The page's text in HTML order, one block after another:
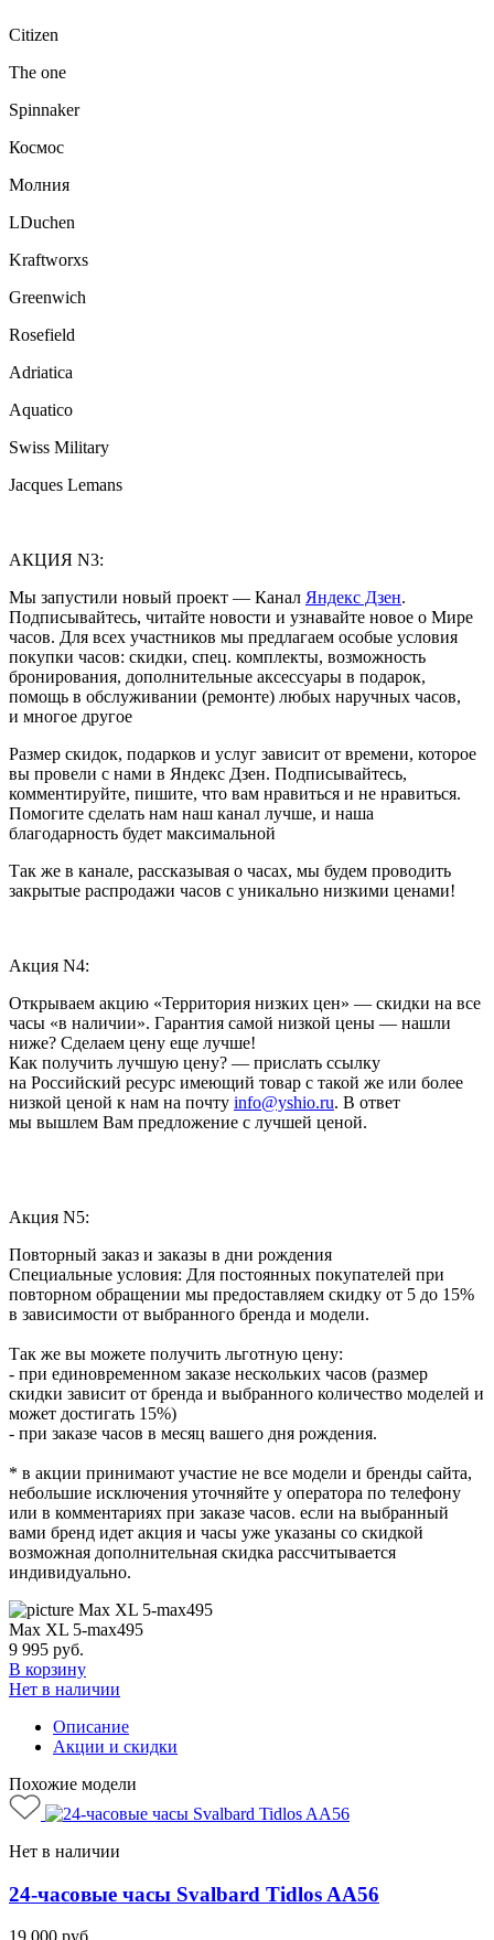
Citizen
The one
Spinnaker
Космос
Молния
LDuchen
Kraftworxs
Greenwich
Rosefield
Adriatica
Aquatico
Swiss Military
Jacques Lemans
АКЦИЯ N3:
Мы запустили новый проект — Канал Яндекс Дзен.
Подписывайтесь, читайте новости и узнавайте новое о Мире
часов. Для всех участников мы предлагаем особые условия
покупки часов: скидки, спец. комплекты, возможность
бронирования, дополнительные аксессуары в подарок,
помощь в обслуживании (ремонте) любых наручных часов,
и многое другое
Размер скидок, подарков и услуг зависит от времени, которое
вы провели с нами в Яндекс Дзен. Подписывайтесь,
комментируйте, пишите, что вам нравиться и не нравиться.
Помогите сделать нам наш канал лучше, и наша
благодарность будет максимальной
Так же в канале, рассказывая о часах, мы будем проводить
закрытые распродажи часов с уникально низкими ценами!
Акция N4:
Открываем акцию «Территория низких цен» — скидки на все
часы «в наличии». Гарантия самой низкой цены — нашли
ниже? Сделаем цену еще лучше!
Как получить лучшую цену? — прислать ссылку
на Российский ресурс имеющий товар с такой же или более
низкой ценой к нам на почту info@yshio.ru. В ответ
мы вышлем Вам предложение с лучшей ценой.
Акция N5:
Повторный заказ и заказы в дни рождения
Специальные условия: Для постоянных покупателей при
повторном обращении мы предоставляем скидку от 5 до 15%
в зависимости от выбранного бренда и модели.
Так же вы можете получить льготную цену:
- при единовременном заказе нескольких часов (размер
скидки зависит от бренда и выбранного количество моделей и
может достигать 15%)
- при заказе часов в месяц вашего дня рождения.
* в акции принимают участие не все модели и бренды сайта,
небольшие исключения уточняйте у оператора по телефону
или в комментариях при заказе часов. если на выбранный
вами бренд идет акция и часы уже указаны со скидкой
возможная дополнительная скидка рассчитывается
индивидуально.
Max XL 5-max495
9 995 руб.
В корзину
Нет в наличии
Описание
Акции и скидки
Похожие модели
Нет в наличии
24-часовые часы Svalbard Tidlos AA56